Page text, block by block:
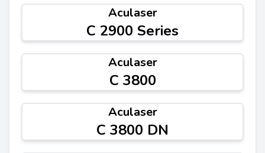
Aculaser
C 2900 Series
Aculaser
C 3800
Aculaser
C 3800 DN